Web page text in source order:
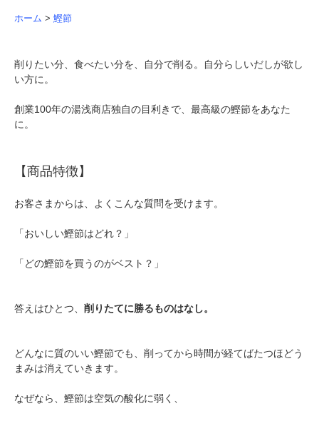
ホーム > 鰹節
削りたい分、食べたい分を、自分で削る。自分らしいだしが欲し
い方に。
創業100年の湯浅商店独自の目利きで、最高級の鰹節をあなた
に。
【商品特徴】
お客さまからは、よくこんな質問を受けます。
「おいしい鰹節はどれ？」
「どの鰹節を買うのがベスト？」
答えはひとつ、 削りたてに勝るものはなし。
どんなに質のいい鰹節でも、削ってから時間が経てばたつほどう
まみは消えていきます。
なぜなら、鰹節は空気の酸化に弱く、